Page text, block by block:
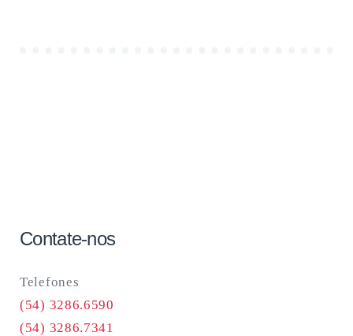
Contate-nos
Telefones
(54) 3286.6590
(54) 3286.7341